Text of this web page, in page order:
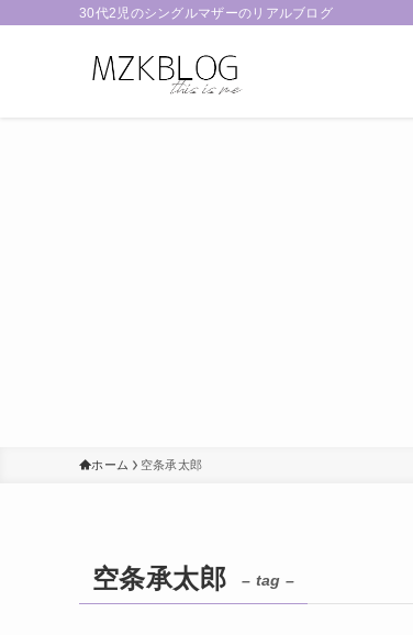
30代2児のシングルマザーのリアルブログ
ホーム 空条承太郎
空条承太郎 – tag –